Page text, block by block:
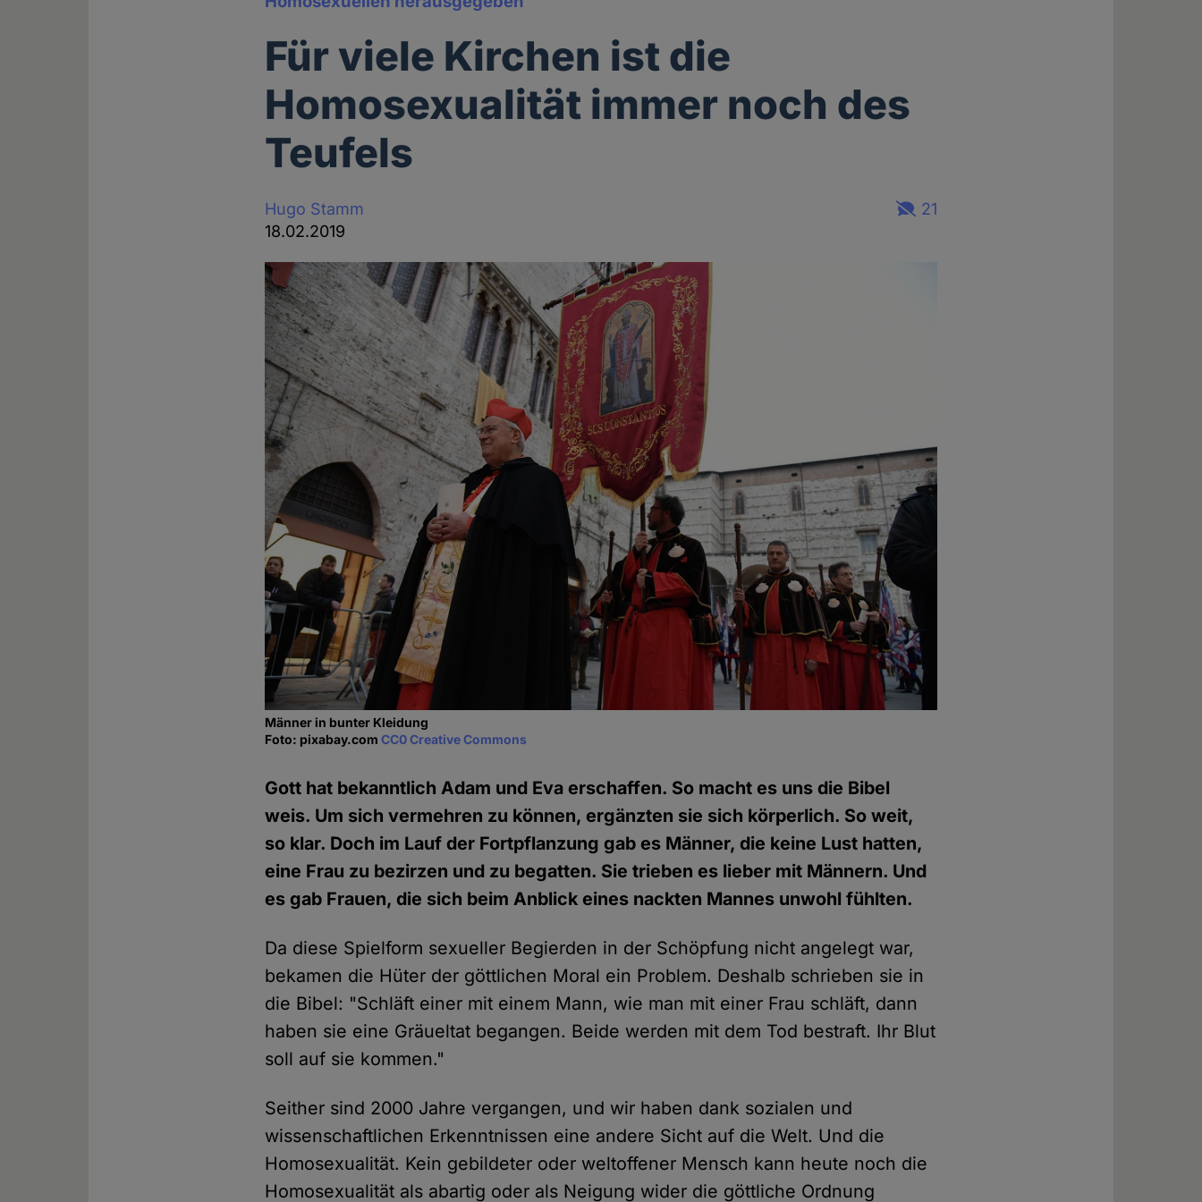
Für viele Kirchen ist die
Homosexualität immer noch des
Teufels
Hugo Stamm
18.02.2019
21
Männer in bunter Kleidung
Foto: pixabay.comCC0 Creative Commons
Gott hat bekanntlich Adam und Eva erschaffen. So macht es uns die Bibel
weis. Um sich vermehren zu können, ergänzten sie sich körperlich. So weit,
so klar. Doch im Lauf der Fortpflanzung gab es Männer, die keine Lust hatten,
eine Frau zu bezirzen und zu begatten. Sie trieben es lieber mit Männern. Und
es gab Frauen, die sich beim Anblick eines nackten Mannes unwohl fühlten.
Da diese Spielform sexueller Begierden in der Schöpfung nicht angelegt war,
bekamen die Hüter der göttlichen Moral ein Problem. Deshalb schrieben sie in
die Bibel: "Schläft einer mit einem Mann, wie man mit einer Frau schläft, dann
haben sie eine Gräueltat begangen. Beide werden mit dem Tod bestraft. Ihr Blut
soll auf sie kommen."
Seither sind 2000 Jahre vergangen, und wir haben dank sozialen und
wissenschaftlichen Erkenntnissen eine andere Sicht auf die Welt. Und die
Homosexualität. Kein gebildeter oder weltoffener Mensch kann heute noch die
Homosexualität als abartig oder als Neigung wider die göttliche Ordnung